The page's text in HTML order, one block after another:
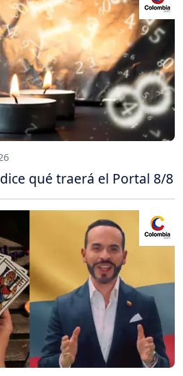
qué traerá el Portal 8/8